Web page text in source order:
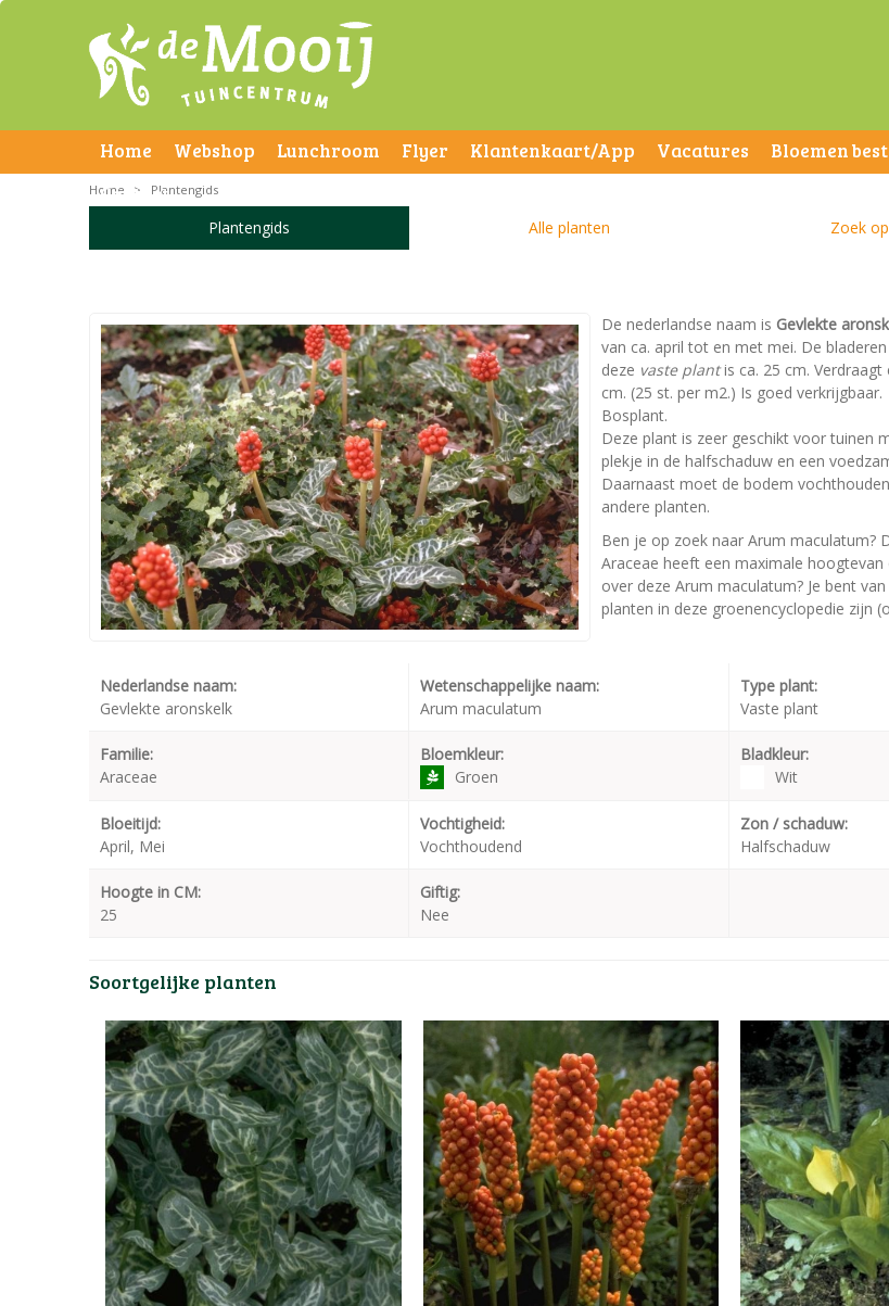
Home Webshop Lunchroom Flyer Klantenkaart/App Vacatures Bloemen
Contact
Home > Plantengids
Plantengids Alle planten Zoek
De nederlandse naam is Gevlekte
van ca. april tot en met mei. De
deze vaste plantis ca. 25 cm.
cm. (25 st. per m2.) Is goed verkrijgbaar.
Bosplant.
Deze plant is zeer geschikt voor tuinen
plekje in de halfschaduw en een
Daarnaast moet de bodem
andere planten.
Ben je op zoek naar Arum maculatum?
Araceae heeft een maximale
over deze Arum maculatum? Je bent
planten in deze groenencyclopedie zijn
Nederlandse naam:
Gevlekte aronskelk
Wetenschappelijke naam:
Arum maculatum
Type plant:
Vaste plant
Familie:
Araceae
Bloemkleur:
Groen
Bladkleur:
Wit
Bloeitijd:
April, Mei
Vochtigheid:
Vochthoudend
Zon / schaduw:
Halfschaduw
Hoogte in CM:
25
Giftig:
Nee
Soortgelijke planten